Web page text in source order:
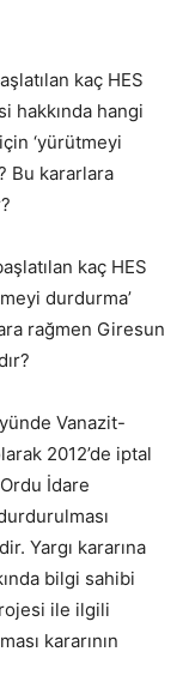
kaç HES
hakkında hangi
‘yürütmeyi
Bu kararlara
kaç HES
durdurma’
rağmen Giresun
Vanazit-
2012’de iptal
İdare
Yargı kararına
bilgi sahibi
ile ilgili
kararının